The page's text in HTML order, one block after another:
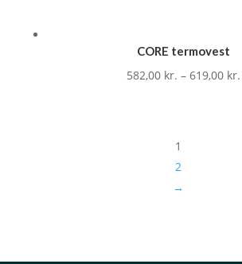
CORE termovest
582,00 kr. –619,00 kr.
1
2
→